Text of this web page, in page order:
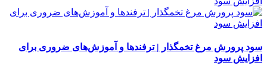
سود پرورش مرغ تخمگذار | ترفندها و آموزش‌های ضروری برای
افزایش سود